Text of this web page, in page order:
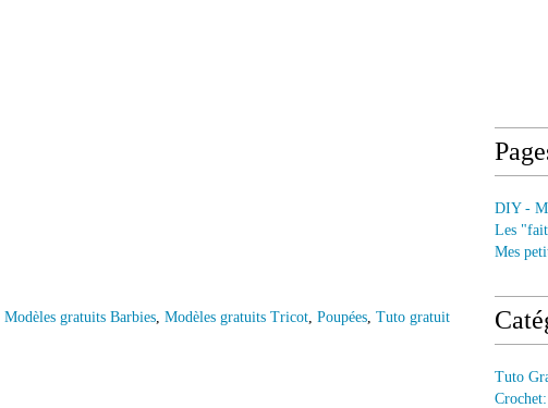
Modèles gratuits Barbies, Modèles gratuits Tricot, Poupées, Tuto gratuit
DIY -
Les
Mes
Tuto